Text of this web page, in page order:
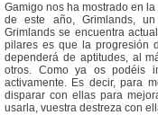
Gamigo nos ha mostrado en
de este año, Grimlands,
Grimlands se encuentra
pilares es que la progresión
dependerá de aptitudes, al
otros. Como ya os podéis
activamente. Es decir, para
disparar con ellas para
usarla, vuestra destreza con